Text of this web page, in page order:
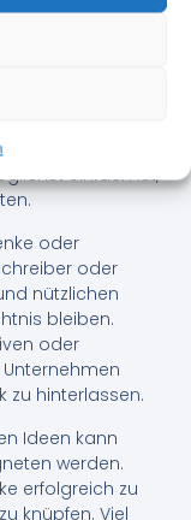
zu verweilen.
generieren.
einfach ist,
oder
oder
nützlichen
bleiben.
oder
zu hinterlassen.
Ideen kann
werden.
erfolgreich zu
knüpfen. Viel